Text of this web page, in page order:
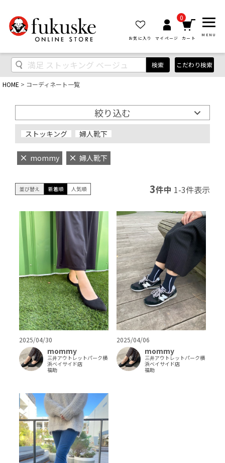
お気に入り マイページ
0
カート
MENU
検索 こだわり検索
HOME コーディネート一覧
絞り込む
ストッキング 婦人靴下
mommy 婦人靴下
並び替え 新着順 人気順 3件中 1-3件表示
2025/04/30
mommy
三井アウトレットパーク横
浜ベイサイド店
福助
2025/04/06
mommy
三井アウトレットパーク横
浜ベイサイド店
福助